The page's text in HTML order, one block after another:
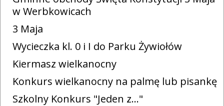
w Werbkowicach
3 Maja
Wycieczka kl. 0 i I do Parku Żywiołów
Kiermasz wielkanocny
Konkurs wielkanocny na palmę lub pisankę
Szkolny Konkurs "Jeden z..."